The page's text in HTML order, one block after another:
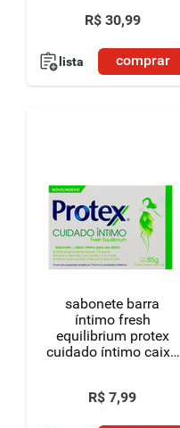
R$ 30,99
lista comprar
sabonete barra
íntimo fresh
equilibrium protex
cuidado íntimo caixa
R$ 7,99